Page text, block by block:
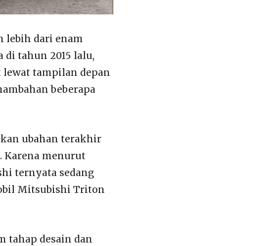
lebih dari enam
di tahun 2015 lalu,
tampilan depan
beberapa
ubahan terakhir
menurut
ternyata sedang
Mitsubishi Triton
tahap desain dan